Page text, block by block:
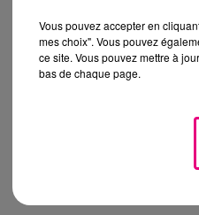
Vous pouvez accepter en
mes choix". Vous pouvez
ce site. Vous pouvez mettre à
bas de chaque page.